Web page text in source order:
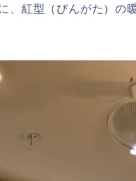
、紅型（びんがた）の